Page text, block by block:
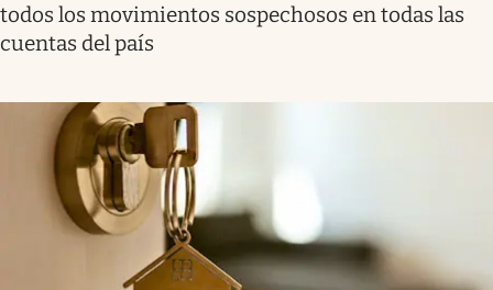
todos los movimientos sospechosos en todas las
cuentas del país